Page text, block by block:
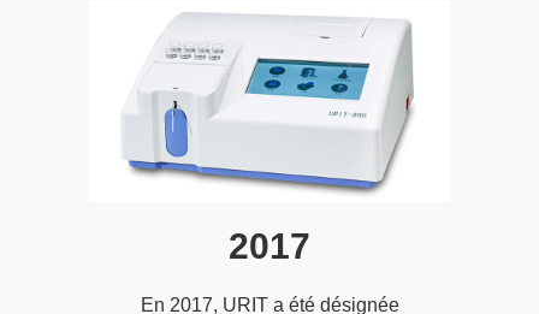
2017
En 2017, URIT a été désignée